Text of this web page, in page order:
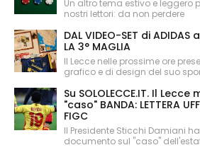
Un altro tema estivo e leggero
nostri lettori: da non perdere
DAL VIDEO-SET di ADIDAS
LA 3° MAGLIA
Il Lecce nelle prossime ore
grafico e di design del suo
Su SOLOLECCE.IT. Il
"caso" BANDA: LETTERA
FIGC
Il Presidente Sticchi Damiani
documento sul "caso"